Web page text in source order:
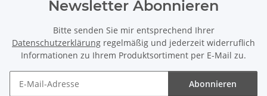
Newsletter Abonnieren
Bitte senden Sie mir entsprechend Ihrer
Datenschutzerklärung regelmäßig und jederzeit widerruflich
Informationen zu Ihrem Produktsortiment per E-Mail zu.
Abonnieren